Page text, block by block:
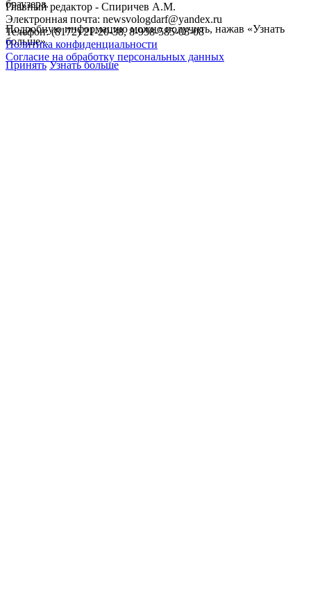
Главный редактор - Спиричев А.М.
Электронная почта: newsvologdarf@yandex.ru
Телефон: (8172) 21-20-38, 8-958-585-08-08
Политика конфиденциальности
Согласие на обработку персональных данных
браузера.
Подробную информацию можно получить, нажав «Узнать
больше».
Принять Узнать больше